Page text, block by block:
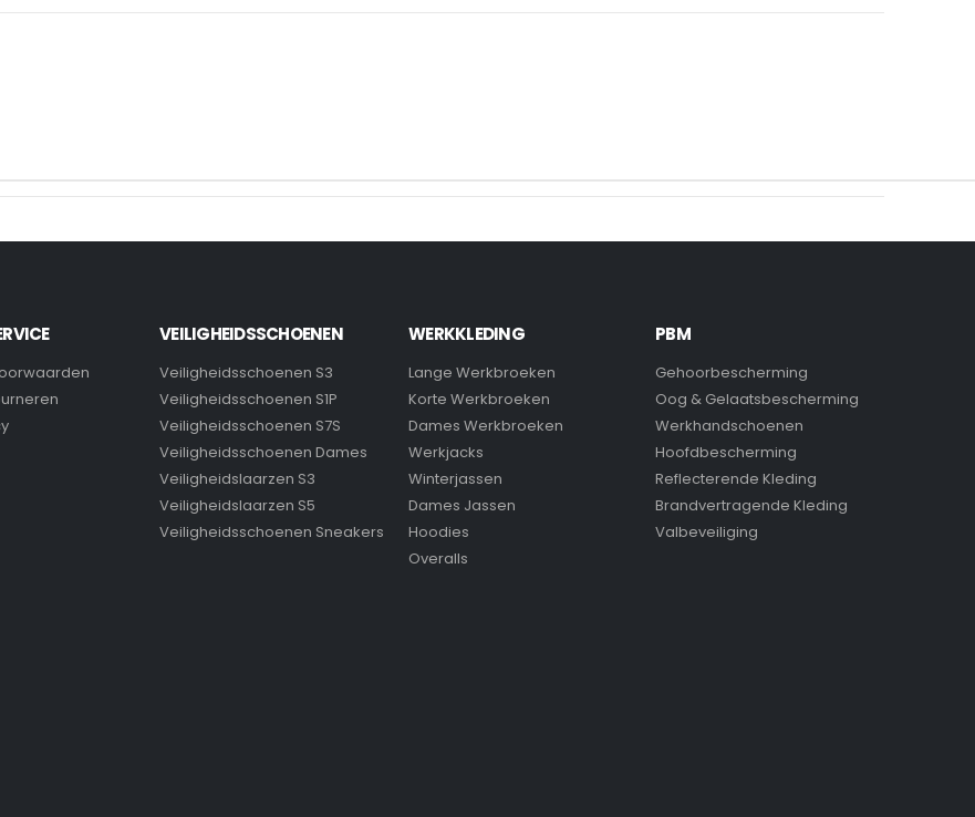
VEILIGHEIDSSCHOENEN
Veiligheidsschoenen S3
Veiligheidsschoenen S1P
Veiligheidsschoenen S7S
Veiligheidsschoenen Dames
Veiligheidslaarzen S3
Veiligheidslaarzen S5
Veiligheidsschoenen Sneakers
WERKKLEDING
Lange Werkbroeken
Korte Werkbroeken
Dames Werkbroeken
Werkjacks
Winterjassen
Dames Jassen
Hoodies
Overalls
PBM
Gehoorbescherming
Oog & Gelaatsbescherming
Werkhandschoenen
Hoofdbescherming
Reflecterende Kleding
Brandvertragende Kleding
Valbeveiliging